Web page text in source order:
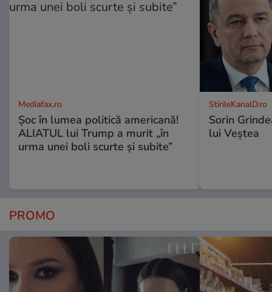
Mediafax.ro
Șoc în lumea politică americană!
ALIATUL lui Trump a murit „în
urma unei boli scurte și subite”
StirileKanalD.ro
Sorin
lui Veștea
PROMO